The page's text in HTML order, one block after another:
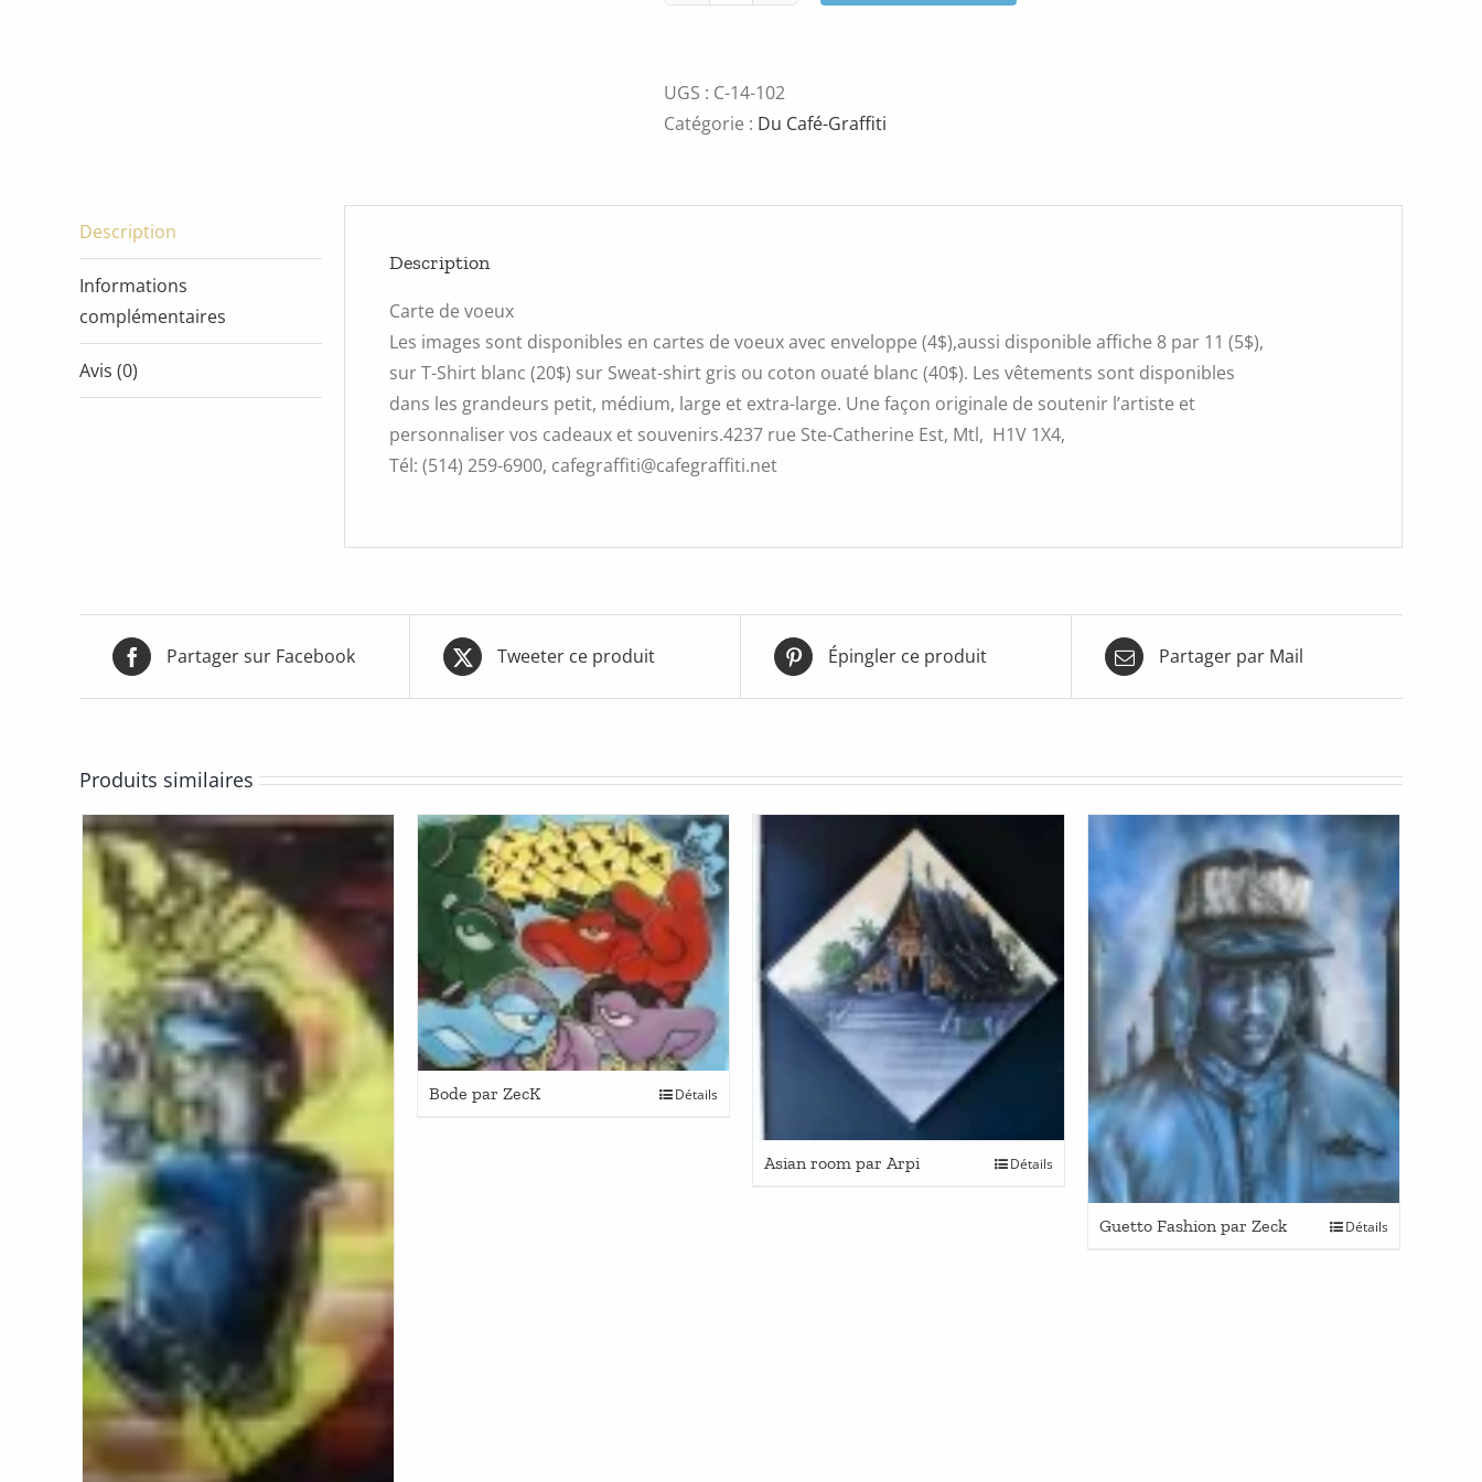
UGS : C-14-102
Catégorie : Du Café-Graffiti
Description
Informations
complémentaires
Avis (0)
Description
Carte de voeux
Les images sont disponibles en cartes de voeux avec enveloppe (4$),aussi disponible affiche 8 par 11 (5$),
sur T-Shirt blanc (20$) sur Sweat-shirt gris ou coton ouaté blanc (40$). Les vêtements sont disponibles
dans les grandeurs petit, médium, large et extra-large. Une façon originale de soutenir l’artiste et
personnaliser vos cadeaux et souvenirs.4237 rue Ste-Catherine Est, Mtl, H1V 1X4,
Tél: (514) 259-6900, cafegraffiti@cafegraffiti.net
Partager sur Facebook Tweeter ce produit Épingler ce produit Partager par Mail
Produits similaires
Bode par ZecK Détails
Asian room par Arpi Détails
Guetto Fashion par Zeck Détails